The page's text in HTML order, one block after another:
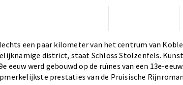
een paar kilometer van het centrum van
district, staat Schloss Stolzenfels.
eeuw werd gebouwd op de ruïnes van een 13e-
prestaties van de Pruisische